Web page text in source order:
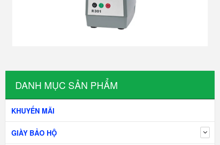
DANH MỤC SẢN PHẨM
KHUYẾN MÃI
GIÀY BẢO HỘ